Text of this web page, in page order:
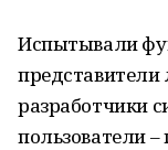
Испытывали
представители
разработчики
пользователи